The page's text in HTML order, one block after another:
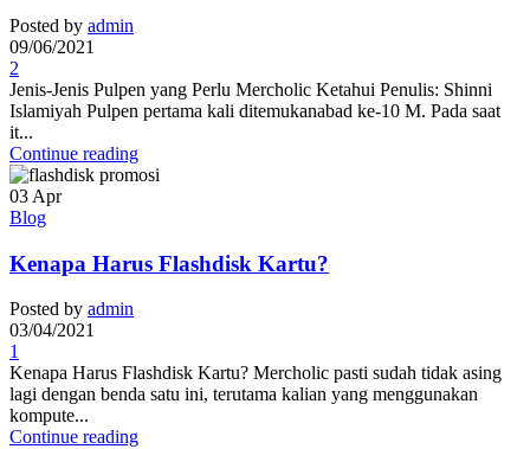
Posted by admin
09/06/2021
2
Jenis-Jenis Pulpen yang Perlu Mercholic Ketahui Penulis: Shinni
Islamiyah Pulpen pertama kali ditemukanabad ke-10 M. Pada saat
it...
Continue reading
03 Apr
Blog
Kenapa Harus Flashdisk Kartu?
Posted by admin
03/04/2021
1
Kenapa Harus Flashdisk Kartu? Mercholic pasti sudah tidak asing
lagi dengan benda satu ini, terutama kalian yang menggunakan
kompute...
Continue reading